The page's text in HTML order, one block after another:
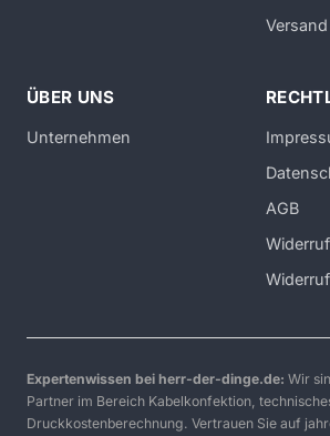
Versand
ÜBER UNS
Unternehmen
AGB
Widerruf
Expertenwissen bei herr-der-dinge.de: Wir
Partner im Bereich Kabelkonfektion,
Druckkostenberechnung. Vertrauen Sie auf